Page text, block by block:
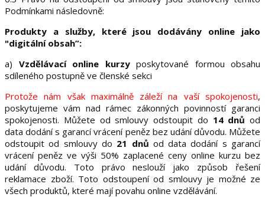
Podmínkami následovně:
Produkty a služby, které jsou dodávány online jako
"digitální obsah”:
a) Vzdělávací online kurzyposkytované formou obsahu
sdíleného postupně ve členské sekci
Protože nám však maximálně záleží na vaší spokojenosti,
poskytujeme vám nad rámec zákonných povinností garanci
spokojenosti. Můžete od smlouvy odstoupit do 14 dnů od
data dodání s garancí vrácení peněz bez udání důvodu. Můžete
odstoupit od smlouvy do 21 dnů od data dodání s garancí
vrácení peněz ve výši 50% zaplacené ceny online kurzu bez
udání důvodu. Toto právo neslouží jako způsob řešení
reklamace zboží. Toto odstoupení od smlouvy je možné ze
všech produktů, které mají povahu online vzdělávání.